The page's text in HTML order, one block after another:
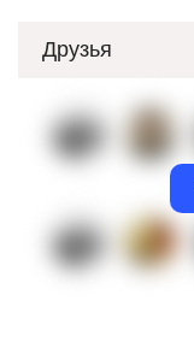
Друзья